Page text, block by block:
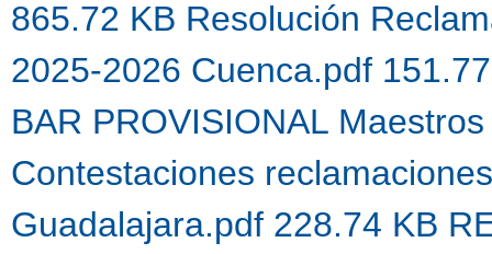
865.72 KB Resolución
2025-2026 Cuenca.pdf
BAR PROVISIONAL
Contestaciones
Guadalajara.pdf 228.74 KB